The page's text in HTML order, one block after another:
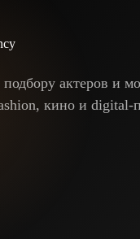
актеров и
кино и digital-